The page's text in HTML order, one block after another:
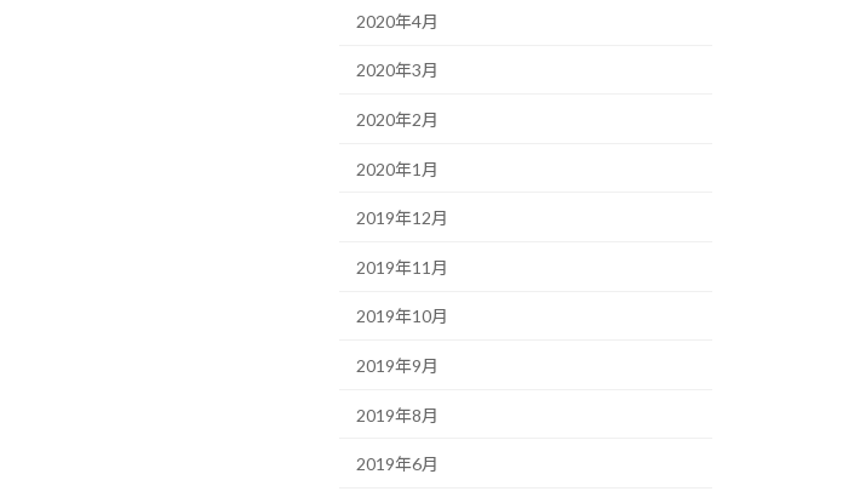
2020年4月
2020年3月
2020年2月
2020年1月
2019年12月
2019年11月
2019年10月
2019年9月
2019年8月
2019年6月